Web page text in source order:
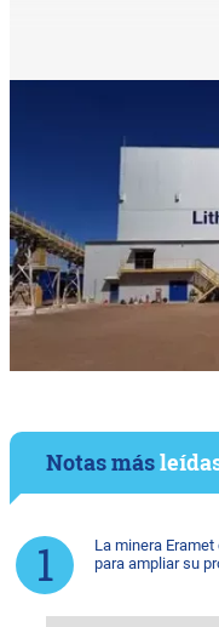
Notas más
La minera
para ampliar su